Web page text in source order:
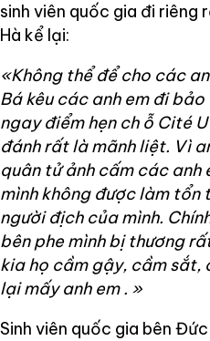
sinh viên quốc gia đi riêng
Hà kể lại:
«Không thể để cho các
Bá kêu các anh em đi
ngay điểm hẹn ch ỗ Cité
đánh rất là mãnh liệt. Vì
quân tử ảnh cấm các anh
mình không được làm tổn
người địch của mình.
bên phe mình bị thương
kia họ cầm gậy, cầm sắt,
lại mấy anh em . »
Sinh viên quốc gia bên